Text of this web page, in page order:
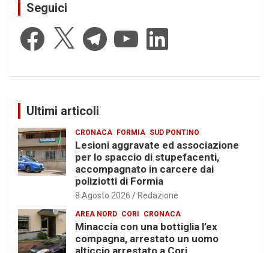
Seguici
Facebook Telegram YouTube LinkedIn
Ultimi articoli
CRONACA FORMIA SUD PONTINO
Lesioni aggravate ed associazione
per lo spaccio di stupefacenti,
accompagnato in carcere dai
poliziotti di Formia
8 Agosto 2026 Redazione
AREA NORD CORI CRONACA
Minaccia con una bottiglia l’ex
compagna, arrestato un uomo
alticcio arrestato a Cori